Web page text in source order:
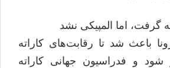
گرفت، اما المپیکی نشد
باعث شد تا رقابت‌های کاراته
و فدراسیون جهانی کاراته